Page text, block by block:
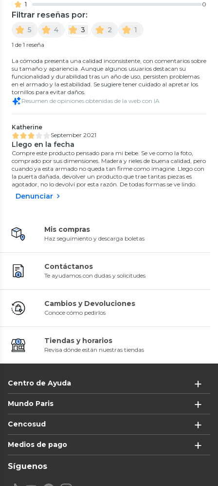
1
0
Filtrar reseñas por:
5 4 3 2 1
1 de 1 reseña
La cómoda presenta una calidad inconsistente, con comentarios sobre
su tamaño y apariencia. Aunque algunos usuarios destacan su
funcionalidad y durabilidad tras un año de uso, persisten problemas
en el armado y la estabilidad. Se sugiere tener cuidado al apretar los
tornillos para evitar daños.
Resumen de opiniones obtenidas de la web con IA
Katherine
September 2021
Llego en la fecha
Compre este producto pensado para mi bebe. Se ve como la foto,
comprado por sus dimensiones. Madera y rieles de buena calidad, pero
cuando ya esta armado no queda tan firme como imagine. Llego con
la puerta dañada, devolver un producto que trae tantas piezas es
agotador, no lo devolví por esta razón. De todas formas se ve lindo.
Denunciar
Mis compras
Haz seguimiento y descarga boletas
Contáctanos
Te ayudamos con dudas y solicitudes
Cambios y Devoluciones
Conoce cómo pedirlos
Tiendas y horarios
Revisa dónde están nuestras tiendas
Centro de Ayuda
Mundo Paris
Cencosud
Medios de pago
Síguenos